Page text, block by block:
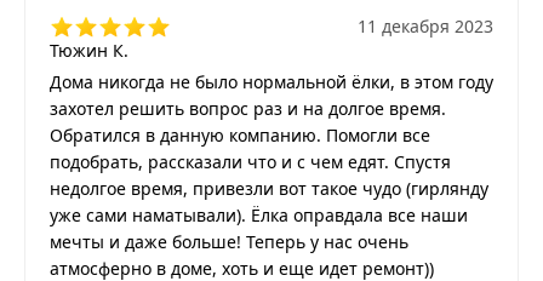
Тюжин К.
11 декабря 2023
Дома никогда не было нормальной ёлки, в этом году
захотел решить вопрос раз и на долгое время.
Обратился в данную компанию. Помогли все
подобрать, рассказали что и с чем едят. Спустя
недолгое время, привезли вот такое чудо (гирлянду
уже сами наматывали). Ёлка оправдала все наши
мечты и даже больше! Теперь у нас очень
атмосферно в доме, хоть и еще идет ремонт))